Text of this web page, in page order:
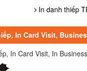
In danh thiếp
In Card Visit,
In Card Visit, In